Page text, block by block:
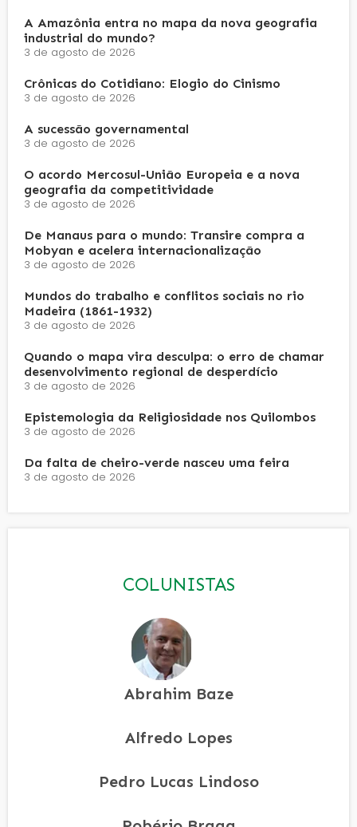
A Amazônia entra no mapa da nova geografia
industrial do mundo?
3 de agosto de 2026
Crônicas do Cotidiano: Elogio do Cinismo
3 de agosto de 2026
A sucessão governamental
3 de agosto de 2026
O acordo Mercosul-União Europeia e a nova
geografia da competitividade
3 de agosto de 2026
De Manaus para o mundo: Transire compra a
Mobyan e acelera internacionalização
3 de agosto de 2026
Mundos do trabalho e conflitos sociais no rio
Madeira (1861-1932)
3 de agosto de 2026
Quando o mapa vira desculpa: o erro de chamar
desenvolvimento regional de desperdício
3 de agosto de 2026
Epistemologia da Religiosidade nos Quilombos
3 de agosto de 2026
Da falta de cheiro-verde nasceu uma feira
3 de agosto de 2026
COLUNISTAS
Abrahim Baze
Alfredo Lopes
Pedro Lucas Lindoso